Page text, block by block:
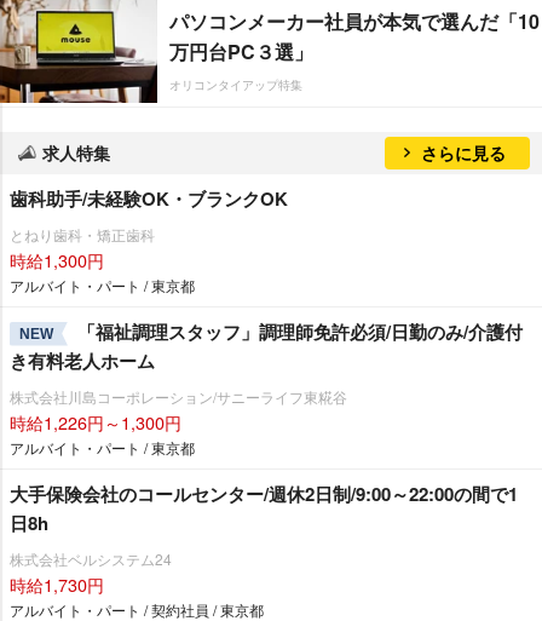
パソコンメーカー社員が本気で選んだ「10
万円台PC３選」
オリコンタイアップ特集
求人特集 さらに見る
歯科助手/未経験OK・ブランクOK
とねり歯科・矯正歯科
時給1,300円
アルバイト・パート / 東京都
NEW
「福祉調理スタッフ」調理師免許必須/日勤のみ/介護付
き有料老人ホーム
株式会社川島コーポレーション/サニーライフ東糀谷
時給1,226円～1,300円
アルバイト・パート / 東京都
大手保険会社のコールセンター/週休2日制/9:00～22:00の間で1
日8h
株式会社ベルシステム24
時給1,730円
アルバイト・パート / 契約社員 / 東京都